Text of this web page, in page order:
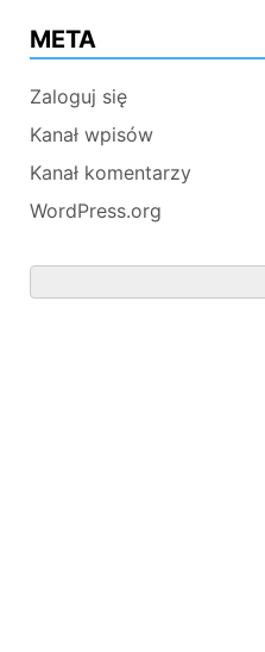
META
Zaloguj się
Kanał wpisów
Kanał komentarzy
WordPress.org